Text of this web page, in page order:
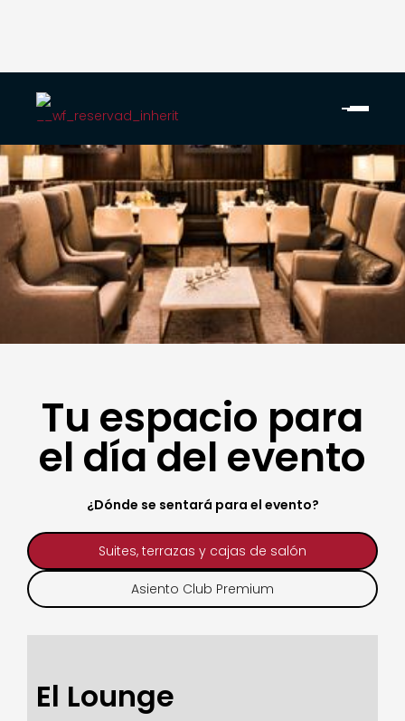
Tu espacio para
el día del evento
¿Dónde se sentará para el evento?
Suites, terrazas y cajas de salón
Asiento Club Premium
El Lounge